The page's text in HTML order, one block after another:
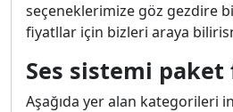
seçeneklerimize göz gezdire
fiyatllar için bizleri araya
Ses sistemi paket
Aşağıda yer alan kategorileri